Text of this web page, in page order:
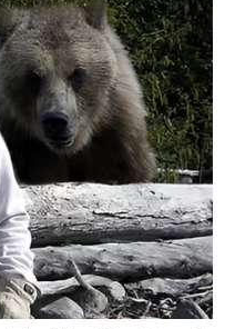
potrebno ili je samo
razgovor o novcu ili
Informacija koju
narednom periodu.
odnosi
doći do važnog
neko ko zna da smiri